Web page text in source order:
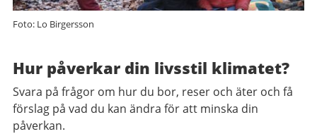
Foto: Lo Birgersson
Hur påverkar din livsstil klimatet?
Svara på frågor om hur du bor, reser och äter och få
förslag på vad du kan ändra för att minska din
påverkan.